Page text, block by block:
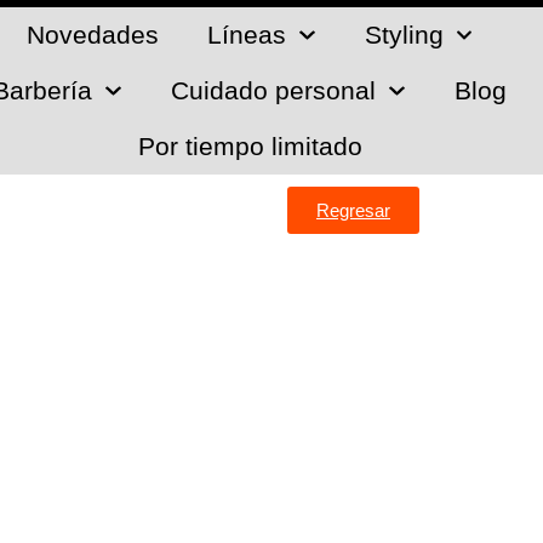
Novedades Líneas
Styling
Cuidado personal
Blog
Por tiempo limitado
Regresar